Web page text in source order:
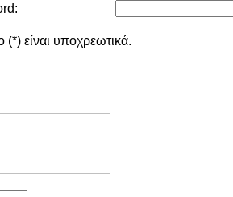
(*) είναι υποχρεωτικά.